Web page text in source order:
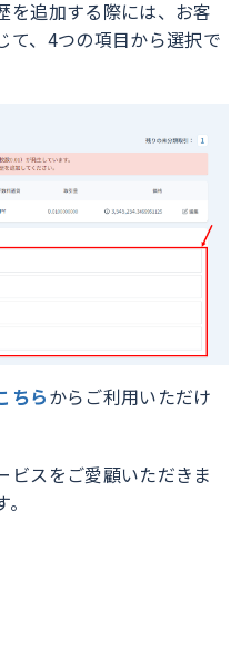
を追加する際には、お客
て、4つの項目から選択で
ちらからご利用いただけ
ビスをご愛顧いただきま